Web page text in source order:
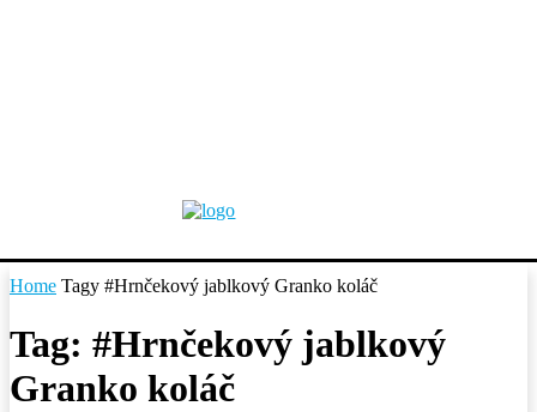
Home Tagy #Hrnčekový jablkový Granko koláč
Tag: #Hrnčekový jablkový
Granko koláč